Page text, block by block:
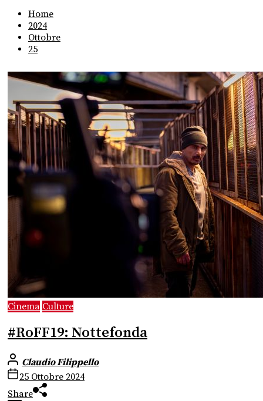
Home
2024
Ottobre
25
Cinema Culture
#RoFF19: Nottefonda
Claudio Filippello
25 Ottobre 2024
Share